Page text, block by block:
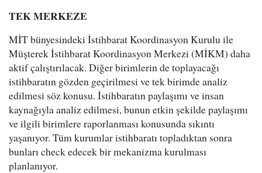
TEK MERKEZE
MİT bünyesindeki İstihbarat Koordinasyon Kurulu ile
Müşterek İstihbarat Koordinasyon Merkezi (MİKM) daha
aktif çalıştırılacak. Diğer birimlerin de toplayacağı
istihbaratın gözden geçirilmesi ve tek birimde analiz
edilmesi söz konusu. İstihbaratın paylaşımı ve insan
kaynağıyla analiz edilmesi, bunun etkin şekilde paylaşımı
ve ilgili birimlere raporlanması konusunda sıkıntı
yaşanıyor. Tüm kurumlar istihbaratı topladıktan sonra
bunları check edecek bir mekanizma kurulması
planlanıyor.